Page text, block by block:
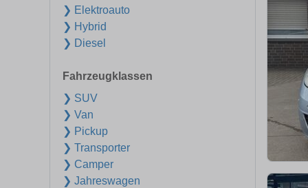
❯ Elektroauto
❯ Hybrid
❯ Diesel
Fahrzeugklassen
❯ SUV
❯ Van
❯ Pickup
❯ Transporter
❯ Camper
❯ Jahreswagen